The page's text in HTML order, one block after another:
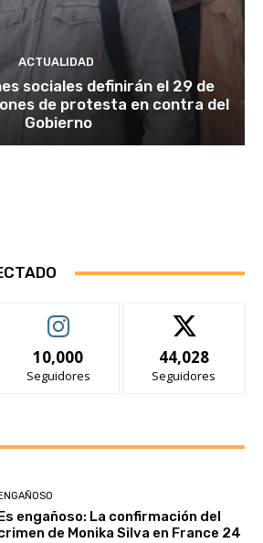
ACTUALIDAD
sociales definirán el 29 de
de protesta en contra del
Gobierno
10,000
Seguidores
44,028
Seguidores
engañoso: La confirmación del
de Monika Silva en France 24